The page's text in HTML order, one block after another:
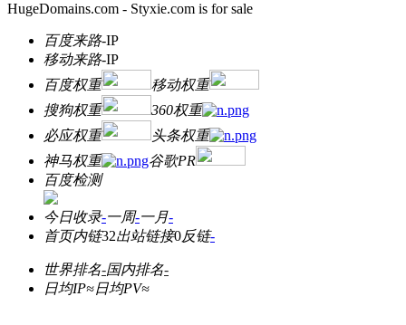
HugeDomains.com - Styxie.com is for sale
百度来路-IP
移动来路-IP
百度权重
移动权重
搜狗权重
360权重
必应权重
头条权重
神马权重
谷歌PR
百度检测
今日收录-一周-一月-
首页内链32出站链接0反链-
世界排名-国内排名-
日均IP≈日均PV≈